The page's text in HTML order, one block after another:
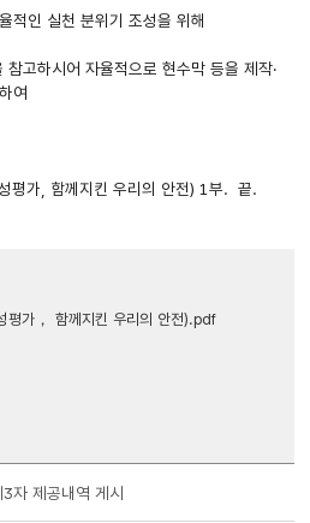
적인 실천 분위기 조성을 위해
고하시어 자율적으로 현수막 등을 제작·
여
평가, 함께지킨 우리의 안전) 1부. 끝.
평가， 함께지킨 우리의 안전).pdf
자 제공내역 게시